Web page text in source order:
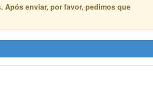
Após enviar, por favor, pedimos que